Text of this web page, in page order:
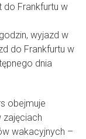
do Frankfurtu w
wyjazd w
do Frankfurtu w
dnia
obejmuje
wakacyjnych –